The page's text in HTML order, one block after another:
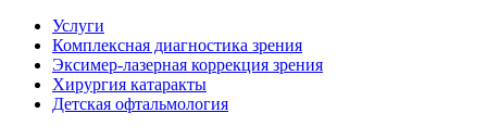
Услуги
Комплексная диагностика зрения
Эксимер-лазерная коррекция зрения
Хирургия катаракты
Детская офтальмология